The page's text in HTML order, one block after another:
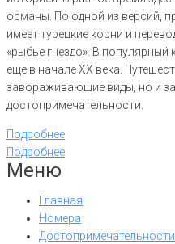
османы. По одной из версий,
имеет турецкие корни и
«рыбье гнездо». В популярный
еще в начале XX века.
завораживающие виды, но и
достопримечательности.
Подробнее
Подробнее
Меню
Главная
Номера
Достопримечательности